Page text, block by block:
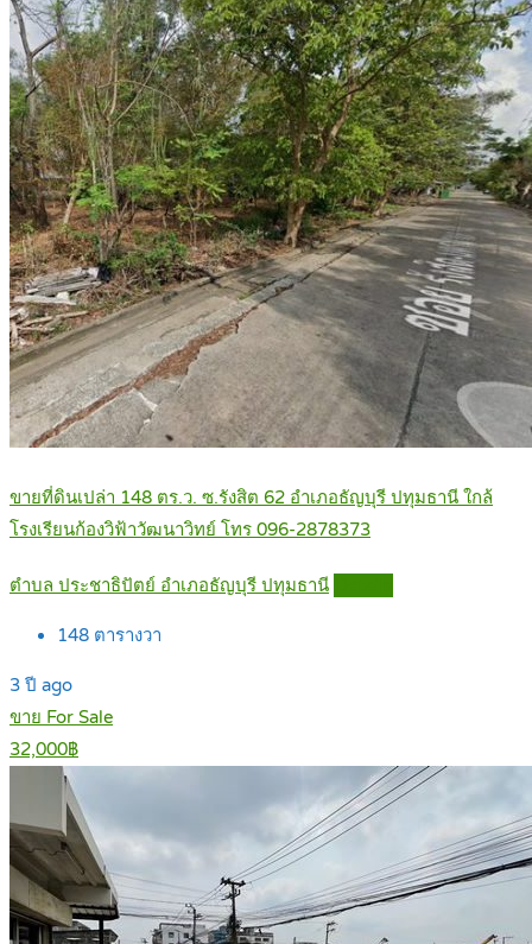
ขายที่ดินเปล่า 148 ตร.ว. ซ.รังสิต 62 อำเภอธัญบุรี ปทุมธานี ใกล้
โรงเรียนก้องวิฟ้าวัฒนาวิทย์ โทร 096-2878373
ตำบล ประชาธิปัตย์ อำเภอธัญบุรี ปทุมธานี
148 ตารางวา
3 ปี ago
ขาย For Sale
32,000฿